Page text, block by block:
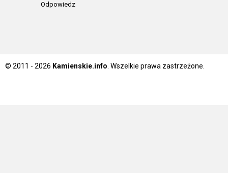
Odpowiedz
© 2011 - 2026 Kamienskie.info. Wszelkie prawa zastrzeżone.